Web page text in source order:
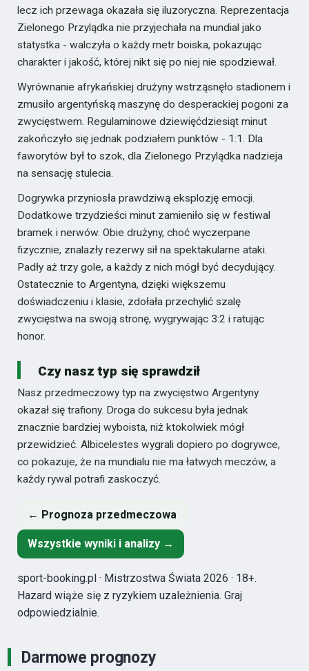
Darmowe prognozy
lecz ich przewaga okazała się iluzoryczna. Reprezentacja
Zielonego Przylądka nie przyjechała na mundial jako
statystka - walczyła o każdy metr boiska, pokazując
charakter i jakość, której nikt się po niej nie spodziewał.
Wyrównanie afrykańskiej drużyny wstrząsnęło stadionem i
zmusiło argentyńską maszynę do desperackiej pogoni za
zwycięstwem. Regulaminowe dziewięćdziesiąt minut
zakończyło się jednak podziałem punktów - 1:1. Dla
faworytów był to szok, dla Zielonego Przylądka nadzieja
na sensację stulecia.
Dogrywka przyniosła prawdziwą eksplozję emocji.
Dodatkowe trzydzieści minut zamieniło się w festiwal
bramek i nerwów. Obie drużyny, choć wyczerpane
fizycznie, znalazły rezerwy sił na spektakularne ataki.
Padły aż trzy gole, a każdy z nich mógł być decydujący.
Ostatecznie to Argentyna, dzięki większemu
doświadczeniu i klasie, zdołała przechylić szalę
zwycięstwa na swoją stronę, wygrywając 3:2 i ratując
honor.
Czy nasz typ się sprawdził
Nasz przedmeczowy typ na zwycięstwo Argentyny
okazał się trafiony. Droga do sukcesu była jednak
znacznie bardziej wyboista, niż ktokolwiek mógł
przewidzieć. Albicelestes wygrali dopiero po dogrywce,
co pokazuje, że na mundialu nie ma łatwych meczów, a
każdy rywal potrafi zaskoczyć.
← Prognoza przedmeczowa
Wszystkie wyniki i analizy →
sport-booking.pl · Mistrzostwa Świata 2026 · 18+.
Hazard wiąże się z ryzykiem uzależnienia. Graj
odpowiedzialnie.